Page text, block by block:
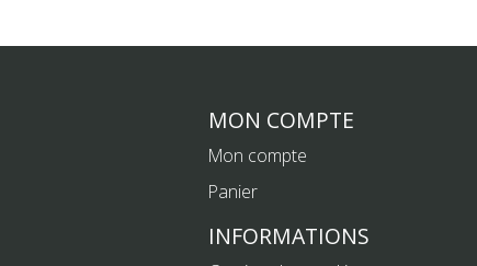
MON COMPTE
Mon compte
Panier
INFORMATIONS